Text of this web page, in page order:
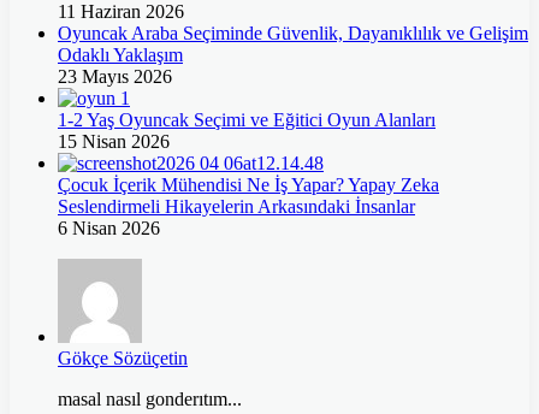
11 Haziran 2026
Oyuncak Araba Seçiminde Güvenlik, Dayanıklılık ve Gelişim
Odaklı Yaklaşım
23 Mayıs 2026
1-2 Yaş Oyuncak Seçimi ve Eğitici Oyun Alanları
15 Nisan 2026
Çocuk İçerik Mühendisi Ne İş Yapar? Yapay Zeka
Seslendirmeli Hikayelerin Arkasındaki İnsanlar
6 Nisan 2026
Gökçe Sözüçetin
masal nasıl gonderıtım...